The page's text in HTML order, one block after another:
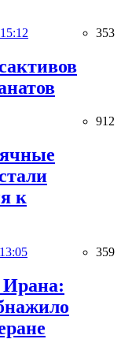
353
912
к
359
Ирана: